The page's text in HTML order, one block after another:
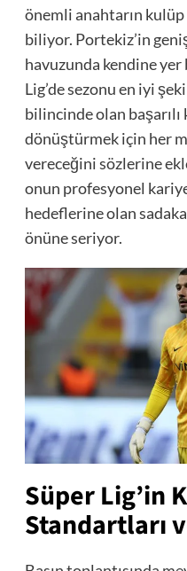
önemli anahtarın
biliyor. Portekiz’in
havuzunda kendine
Lig’de sezonu en iyi
bilincinde olan
dönüştürmek için her
vereceğini sözlerine
onun profesyonel
hedeflerine olan
önüne seriyor.
Süper Lig’in
Standartları